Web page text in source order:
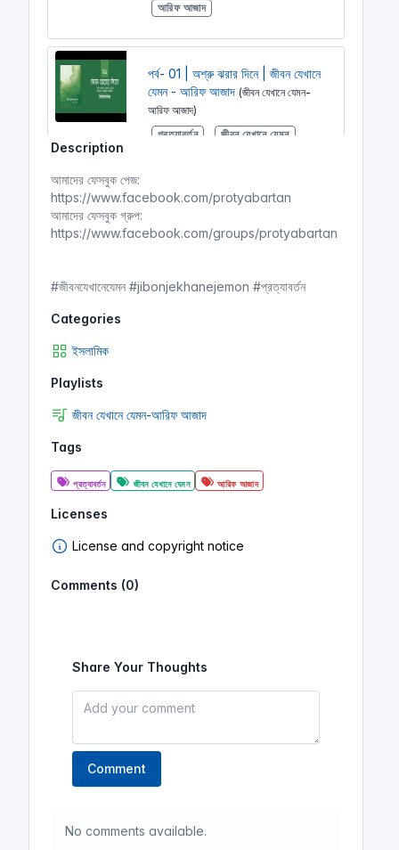
আরিফ আজাদ
পর্ব- 01 | অশ্রু ঝরার দিনে | জীবন যেখানে
যেমন - আরিফ আজাদ (জীবন যেখানে যেমন-
আরিফ আজাদ)
প্রত্যাবর্তন
জীবন যেখানে যেমন
পর্ব- 02 | এই প্রেম ভালোবাসা | জীবন
যেখানে যেমন - আরিফ আজাদ
(জীবন যেখানে
প্রত্যাবর্তন
জীবন যেখানে যেমন
যেমন-আরিফ আজাদ)
যেমন - আরিফ আজাদ (জীবন যেখানে যেমন-
পর্ব- 05 | এক বৃষ্টিভেজা সন্ধ্যা | জীবন
যেমন-আরিফ আজাদ)
প্রত্যাবর্তন
জীবন যেখানে যেমন
পর্ব- 06 | জীবনের রকমফের | জীবন
Description
আমাদের ফেসবুক পেজ:
https://www.facebook.com/protyabartan
আমাদের ফেসবুক গ্রুপ:
https://www.facebook.com/groups/protyabartan
#জীবনযেখানেযেমন #jibonjekhanejemon #প্রত্যাবর্তন
Categories
ইসলামিক
Playlists
জীবন যেখানে যেমন-আরিফ আজাদ
Tags
প্রত্যাবর্তন জীবন যেখানে যেমন আরিফ আজাদ
Licenses
License and copyright notice
Comments (0)
Share Your Thoughts
Comment
No comments available.